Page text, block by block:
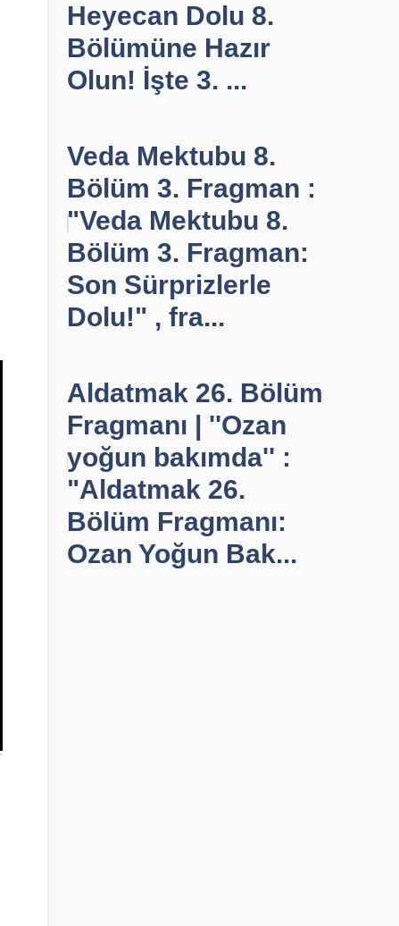
Heyecan Dolu 8.
Bölümüne Hazır
Olun! İşte 3. ...
Veda Mektubu 8.
Bölüm 3. Fragman :
"Veda Mektubu 8.
Bölüm 3. Fragman:
Son Sürprizlerle
Dolu!" , fra...
Aldatmak 26. Bölüm
Fragmanı | ''Ozan
yoğun bakımda'' :
"Aldatmak 26.
Bölüm Fragmanı:
Ozan Yoğun Bak...